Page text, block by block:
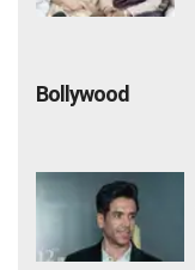
Bollywood